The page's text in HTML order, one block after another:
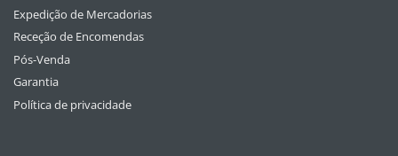
Expedição de Mercadorias
Receção de Encomendas
Pós-Venda
Garantia
Política de privacidade